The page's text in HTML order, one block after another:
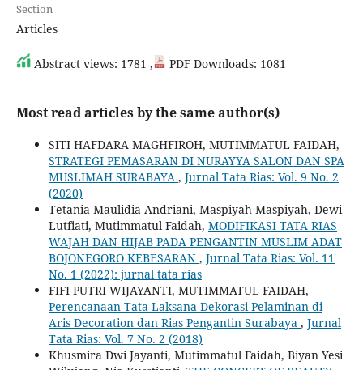
Section
Articles
Abstract views: 1781 , PDF Downloads: 1081
Most read articles by the same author(s)
SITI HAFDARA MAGHFIROH, MUTIMMATUL FAIDAH,
STRATEGI PEMASARAN DI NURAYYA SALON DAN SPA
MUSLIMAH SURABAYA , Jurnal Tata Rias: Vol. 9 No. 2
(2020)
Tetania Maulidia Andriani, Maspiyah Maspiyah, Dewi
Lutfiati, Mutimmatul Faidah, MODIFIKASI TATA RIAS
WAJAH DAN HIJAB PADA PENGANTIN MUSLIM ADAT
BOJONEGORO KEBESARAN , Jurnal Tata Rias: Vol. 11
No. 1 (2022): jurnal tata rias
FIFI PUTRI WIJAYANTI, MUTIMMATUL FAIDAH,
Perencanaan Tata Laksana Dekorasi Pelaminan di
Aris Decoration dan Rias Pengantin Surabaya , Jurnal
Tata Rias: Vol. 7 No. 2 (2018)
Khusmira Dwi Jayanti, Mutimmatul Faidah, Biyan Yesi